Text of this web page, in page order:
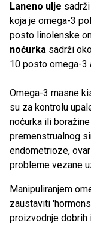
Laneno ulje
koja je omega-3
posto linolenske
noćurka sadrži
10 posto omega-3
Omega-3 masne
su za kontrolu
noćurka ili
premenstrualnog
endometrioze,
probleme vezane
Manipuliranjem
zaustaviti
proizvodnje